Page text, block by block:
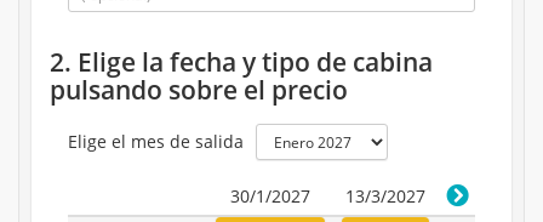
2. Elige la fecha y tipo de cabina
pulsando sobre el precio
Elige el mes de salida
30/1/2027 13/3/2027